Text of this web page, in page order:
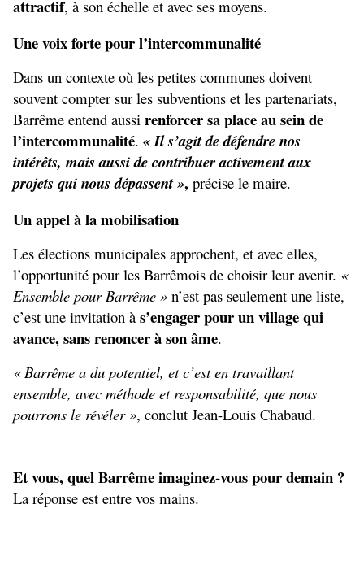
attractif, à son échelle et avec ses moyens.
Une voix forte pour l’intercommunalité
Dans un contexte où les petites communes doivent
souvent compter sur les subventions et les partenariats,
Barrême entend aussi renforcer sa place au sein de
l’intercommunalité. « Il s’agit de défendre nos
intérêts, mais aussi de contribuer activement aux
projets qui nous dépassent », précise le maire.
Un appel à la mobilisation
Les élections municipales approchent, et avec elles,
l’opportunité pour les Barrêmois de choisir leur avenir. «
Ensemble pour Barrême » n’est pas seulement une liste,
c’est une invitation à s’engager pour un village qui
avance, sans renoncer à son âme.
« Barrême a du potentiel, et c’est en travaillant
ensemble, avec méthode et responsabilité, que nous
pourrons le révéler », conclut Jean-Louis Chabaud.
Et vous, quel Barrême imaginez-vous pour demain ?
La réponse est entre vos mains.